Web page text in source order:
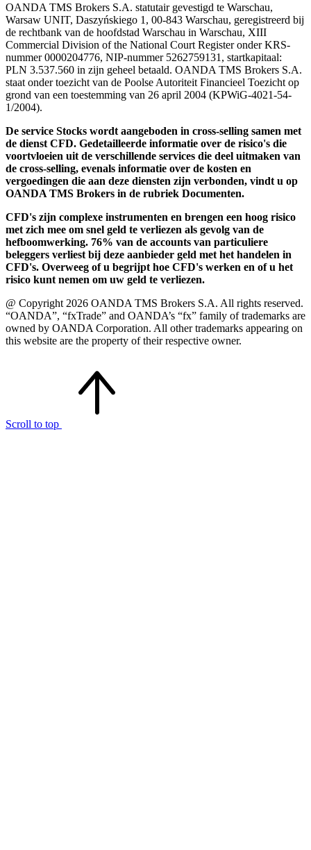
OANDA TMS Brokers S.A. statutair gevestigd te Warschau,
Warsaw UNIT, Daszyńskiego 1, 00-843 Warschau, geregistreerd bij
de rechtbank van de hoofdstad Warschau in Warschau, XIII
Commercial Division of the National Court Register onder KRS-
nummer 0000204776, NIP-nummer 5262759131, startkapitaal:
PLN 3.537.560 in zijn geheel betaald. OANDA TMS Brokers S.A.
staat onder toezicht van de Poolse Autoriteit Financieel Toezicht op
grond van een toestemming van 26 april 2004 (KPWiG-4021-54-
1/2004).
De service Stocks wordt aangeboden in cross-selling samen met
de dienst CFD. Gedetailleerde informatie over de risico's die
voortvloeien uit de verschillende services die deel uitmaken van
de cross-selling, evenals informatie over de kosten en
vergoedingen die aan deze diensten zijn verbonden, vindt u op
OANDA TMS Brokers in de rubriek Documenten.
CFD's zijn complexe instrumenten en brengen een hoog risico
met zich mee om snel geld te verliezen als gevolg van de
hefboomwerking. 76% van de accounts van particuliere
beleggers verliest bij deze aanbieder geld met het handelen in
CFD's. Overweeg of u begrijpt hoe CFD's werken en of u het
risico kunt nemen om uw geld te verliezen.
@ Copyright 2026 OANDA TMS Brokers S.A. All rights reserved.
“OANDA”, “fxTrade” and OANDA’s “fx” family of trademarks are
owned by OANDA Corporation. All other trademarks appearing on
this website are the property of their respective owner.
Scroll to top